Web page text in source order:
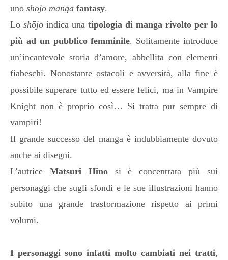
uno shojo manga fantasy.
Lo shōjo indica una tipologia di manga rivolto per lo
più ad un pubblico femminile. Solitamente introduce
un’incantevole storia d’amore, abbellita con elementi
fiabeschi. Nonostante ostacoli e avversità, alla fine è
possibile superare tutto ed essere felici, ma in Vampire
Knight non è proprio così… Si tratta pur sempre di
vampiri!
Il grande successo del manga è indubbiamente dovuto
anche ai disegni.
L’autrice Matsuri Hinosi è concentrata più sui
personaggi che sugli sfondi e le sue illustrazioni hanno
subito una grande trasformazione rispetto ai primi
volumi.
I personaggi sono infatti molto cambiati nei tratti,